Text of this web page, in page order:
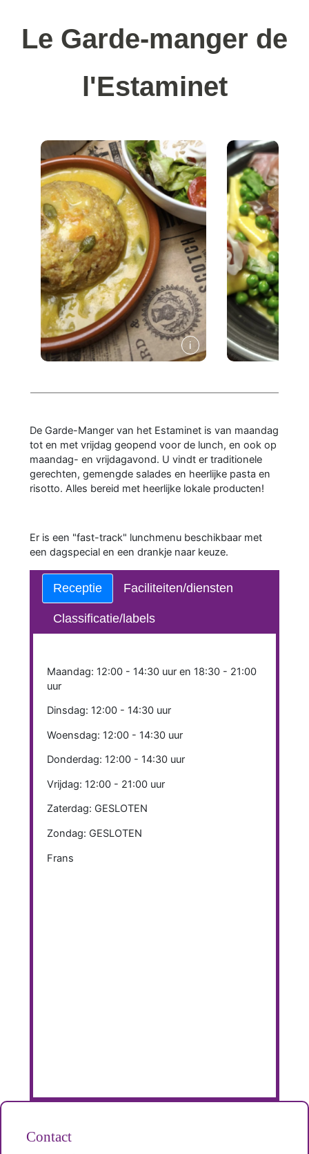
Le Garde-manger de
l'Estaminet
Contact
De Garde-Manger van het Estaminet is van maandag
tot en met vrijdag geopend voor de lunch, en ook op
maandag- en vrijdagavond. U vindt er traditionele
gerechten, gemengde salades en heerlijke pasta en
risotto. Alles bereid met heerlijke lokale producten!
Er is een "fast-track" lunchmenu beschikbaar met
een dagspecial en een drankje naar keuze.
Receptie Faciliteiten/diensten
Classificatie/labels
Maandag: 12:00 - 14:30 uur en 18:30 - 21:00
uur
Dinsdag: 12:00 - 14:30 uur
Woensdag: 12:00 - 14:30 uur
Donderdag: 12:00 - 14:30 uur
Vrijdag: 12:00 - 21:00 uur
Zaterdag: GESLOTEN
Zondag: GESLOTEN
Frans